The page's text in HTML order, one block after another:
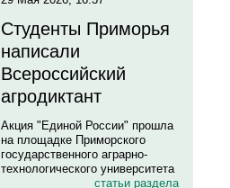
Студенты Приморья
написали
Всероссийский
агродиктант
Акция "Единой России" прошла
на площадке Приморского
государственного аграрно-
технологического университета
статьи раздела